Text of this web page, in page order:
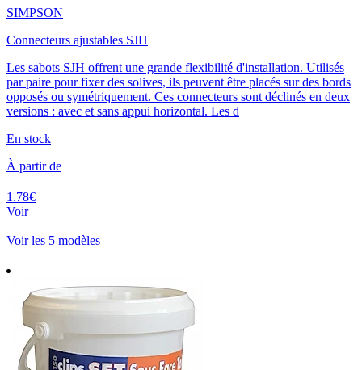
SIMPSON
Connecteurs ajustables SJH
Les sabots SJH offrent une grande flexibilité d'installation. Utilisés
par paire pour fixer des solives, ils peuvent être placés sur des bords
opposés ou symétriquement. Ces connecteurs sont déclinés en deux
versions : avec et sans appui horizontal. Les d
En stock
À partir de
1.78€
Voir
Voir les 5 modèles